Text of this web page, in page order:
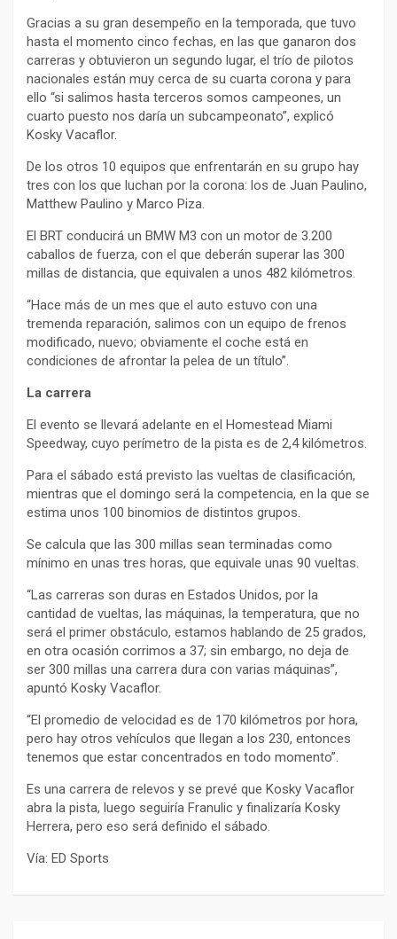
Gracias a su gran desempeño en la temporada, que tuvo
hasta el momento cinco fechas, en las que ganaron dos
carreras y obtuvieron un segundo lugar, el trío de pilotos
nacionales están muy cerca de su cuarta corona y para
ello “si salimos hasta terceros somos campeones, un
cuarto puesto nos daría un subcampeonato”, explicó
Kosky Vacaflor.
De los otros 10 equipos que enfrentarán en su grupo hay
tres con los que luchan por la corona: los de Juan Paulino,
Matthew Paulino y Marco Piza.
El BRT conducirá un BMW M3 con un motor de 3.200
caballos de fuerza, con el que deberán superar las 300
millas de distancia, que equivalen a unos 482 kilómetros.
“Hace más de un mes que el auto estuvo con una
tremenda reparación, salimos con un equipo de frenos
modificado, nuevo; obviamente el coche está en
condiciones de afrontar la pelea de un título”.
La carrera
El evento se llevará adelante en el Homestead Miami
Speedway, cuyo perímetro de la pista es de 2,4 kilómetros.
Para el sábado está previsto las vueltas de clasificación,
mientras que el domingo será la competencia, en la que se
estima unos 100 binomios de distintos grupos.
Se calcula que las 300 millas sean terminadas como
mínimo en unas tres horas, que equivale unas 90 vueltas.
“Las carreras son duras en Estados Unidos, por la
cantidad de vueltas, las máquinas, la temperatura, que no
será el primer obstáculo, estamos hablando de 25 grados,
en otra ocasión corrimos a 37; sin embargo, no deja de
ser 300 millas una carrera dura con varias máquinas”,
apuntó Kosky Vacaflor.
“El promedio de velocidad es de 170 kilómetros por hora,
pero hay otros vehículos que llegan a los 230, entonces
tenemos que estar concentrados en todo momento”.
Es una carrera de relevos y se prevé que Kosky Vacaflor
abra la pista, luego seguiría Franulic y finalizaría Kosky
Herrera, pero eso será definido el sábado.
Vía: ED Sports